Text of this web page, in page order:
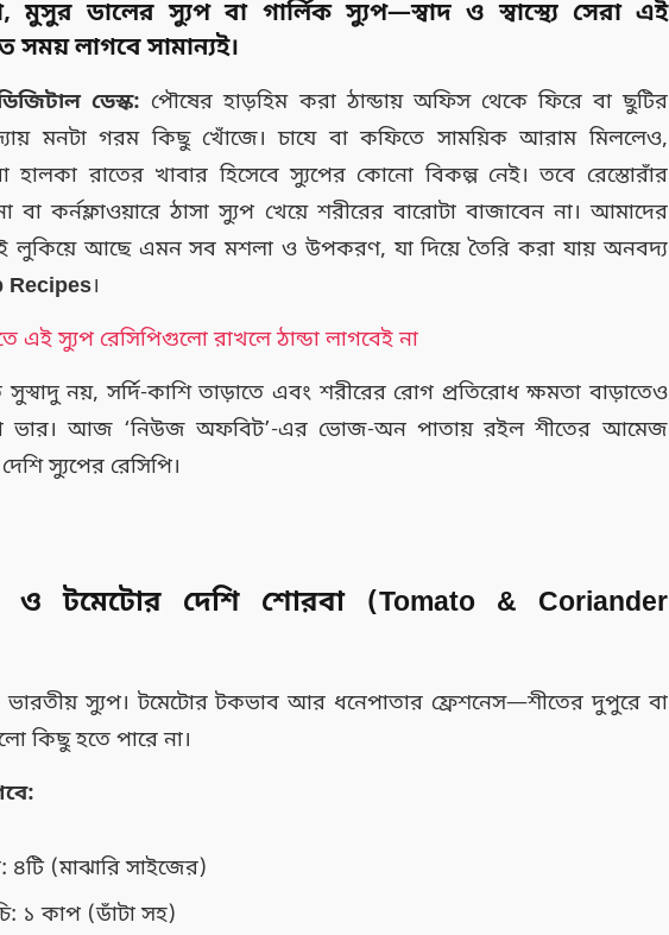
মুসুর ডালের স্যুপ বা গার্লিক স্যুপ—স্বাদ ও স্বাস্থ্যে সেরা এই
সময় লাগবে সামান্যই।
ডেস্ক: পৌষের হাড়হিম করা ঠান্ডায় অফিস থেকে ফিরে বা ছুটির
মনটা গরম কিছু খোঁজে। চাযে বা কফিতে সাময়িক আরাম মিললেও,
হালকা রাতের খাবার হিসেবে স্যুপের কোনো বিকল্প নেই। তবে রেস্তোরাঁর
বা কর্নফ্লাওয়ারে ঠাসা স্যুপ খেয়ে শরীরের বারোটা বাজাবেন না। আমাদের
লুকিয়ে আছে এমন সব মশলা ও উপকরণ, যা দিয়ে তৈরি করা যায় অনবদ্য
Recipes।
এই স্যুপ রেসিপিগুলো রাখলে ঠান্ডা লাগবেই না
নয়, সর্দি-কাশি তাড়াতে এবং শরীরের রোগ প্রতিরোধ ক্ষমতা বাড়াতেও
ভার। আজ ‘নিউজ অফবিট’-এর ভোজ-অন পাতায় রইল শীতের আমেজ
স্যুপের রেসিপি।
ও টমেটোর দেশি শোরবা (Tomato & Coriander
ভারতীয় স্যুপ। টমেটোর টকভাব আর ধনেপাতার ফ্রেশনেস—শীতের দুপুরে বা
কিছু হতে পারে না।
৪টি (মাঝারি সাইজের)
১ কাপ (ডাঁটা সহ)